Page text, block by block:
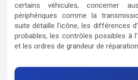
certains véhicules, concerner
périphériques comme la
suite détaille l’icône, les différences
probables, les contrôles possibles à
et les ordres de grandeur de